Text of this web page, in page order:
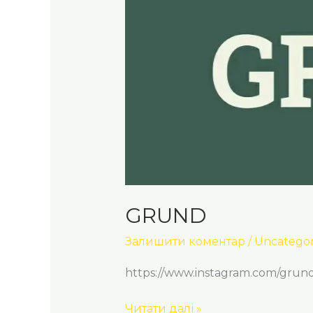
GRUND
Залишити коментар /
https://www.instagram.com/
Читати далі »